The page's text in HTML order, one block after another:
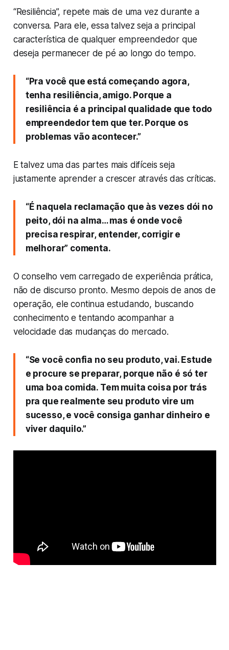
“Resiliência”, repete mais de uma vez durante a
conversa. Para ele, essa talvez seja a principal
característica de qualquer empreendedor que
deseja permanecer de pé ao longo do tempo.
“Pra você que está começando agora,
tenha resiliência, amigo. Porque a
resiliência é a principal qualidade que todo
empreendedor tem que ter. Porque os
problemas vão acontecer.”
E talvez uma das partes mais difíceis seja
justamente aprender a crescer através das críticas.
“É naquela reclamação que às vezes dói no
peito, dói na alma… mas é onde você
precisa respirar, entender, corrigir e
melhorar” comenta.
O conselho vem carregado de experiência prática,
não de discurso pronto. Mesmo depois de anos de
operação, ele continua estudando, buscando
conhecimento e tentando acompanhar a
velocidade das mudanças do mercado.
“Se você confia no seu produto, vai. Estude
e procure se preparar, porque não é só ter
uma boa comida. Tem muita coisa por trás
pra que realmente seu produto vire um
sucesso, e você consiga ganhar dinheiro e
viver daquilo.”